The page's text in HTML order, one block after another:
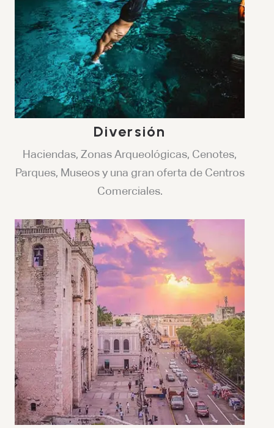
Diversión
Haciendas, Zonas Arqueológicas, Cenotes,
Parques, Museos y una gran oferta de Centros
Comerciales.